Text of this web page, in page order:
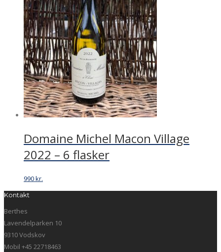
Domaine Michel Macon Village
2022 – 6 flasker
990kr.
Kontakt
Berthes
Lavendelparken 10
9310 Vodskov
Mobil +45 22718463